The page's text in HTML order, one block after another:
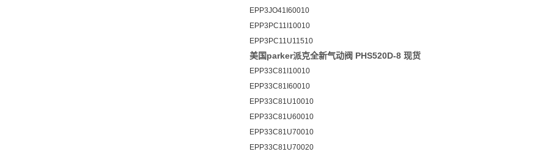
EPP3JO41I60010
EPP3PC11I10010
EPP3PC11U11510
美国parker派克全新气动阀 PHS520D-8 现货
EPP33C81I10010
EPP33C81I60010
EPP33C81U10010
EPP33C81U60010
EPP33C81U70010
EPP33C81U70020